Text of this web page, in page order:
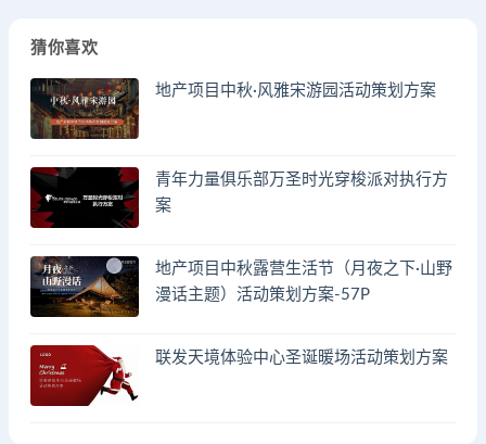
猜你喜欢
地产项目中秋·风雅宋游园活动策划方案
青年力量俱乐部万圣时光穿梭派对执行方
案
地产项目中秋露营生活节（月夜之下·山野
漫话主题）活动策划方案-57P
联发天境体验中心圣诞暖场活动策划方案